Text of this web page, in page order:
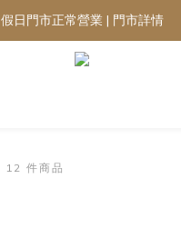
假日門市正常營業 | 門市詳情
12 件商品